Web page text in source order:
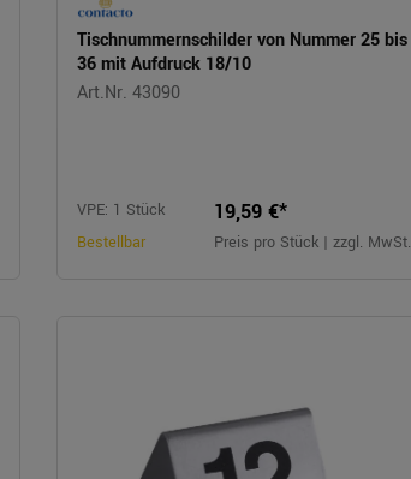
Tischnummernschilder von Nummer 25 bis
36 mit Aufdruck 18/10
Art.Nr. 43090
VPE: 1 Stück
Bestellbar
19,59 €*
Preis pro Stück | zzgl. MwSt.